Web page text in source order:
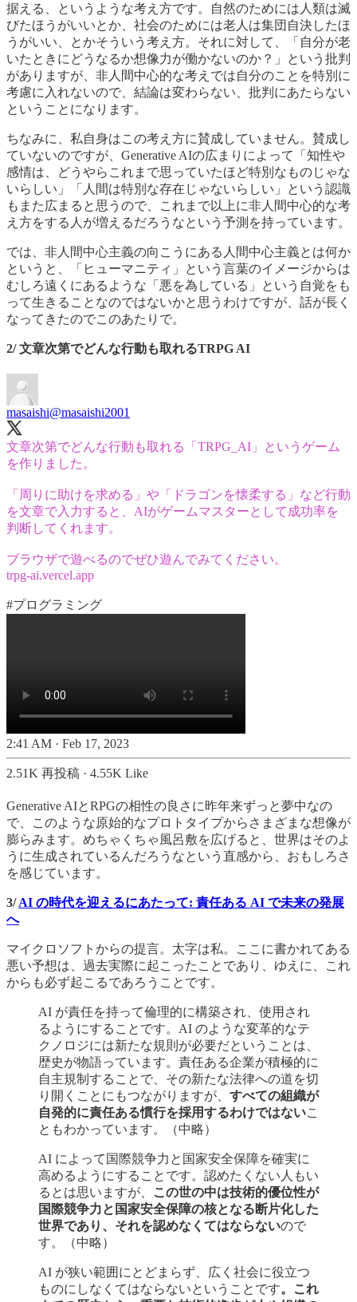
据える、というような考え方です。自然のためには人類は滅
びたほうがいいとか、社会のためには老人は集団自決したほ
うがいい、とかそういう考え方。それに対して、「自分が老
いたときにどうなるか想像力が働かないのか？」という批判
がありますが、非人間中心的な考えでは自分のことを特別に
考慮に入れないので、結論は変わらない、批判にあたらない
ということになります。
ちなみに、私自身はこの考え方に賛成していません。賛成し
ていないのですが、Generative AIの広まりによって「知性や
感情は、どうやらこれまで思っていたほど特別なものじゃな
いらしい」「人間は特別な存在じゃないらしい」という認識
もまた広まると思うので、これまで以上に非人間中心的な考
え方をする人が増えるだろうなという予測を持っています。
では、非人間中心主義の向こうにある人間中心主義とは何か
というと、「ヒューマニティ」という言葉のイメージからは
むしろ遠くにあるような「悪を為している」という自覚をも
って生きることなのではないかと思うわけですが、話が長く
なってきたのでこのあたりで。
2/ 文章次第でどんな行動も取れるTRPG AI
masaishi@masaishi2001
文章次第でどんな行動も取れる「TRPG_AI」というゲーム
を作りました。
「周りに助けを求める」や「ドラゴンを懐柔する」など行動
を文章で入力すると、AIがゲームマスターとして成功率を
判断してくれます。
trpg-ai.vercel.app
#プログラミング
2:41 AM · Feb 17, 2023
2.51K 再投稿 · 4.55K Like
Generative AIとRPGの相性の良さに昨年来ずっと夢中なの
で、このような原始的なプロトタイプからさまざまな想像が
膨らみます。めちゃくちゃ風呂敷を広げると、世界はそのよ
うに生成されているんだろうなという直感から、おもしろさ
を感じています。
3/AI の時代を迎えるにあたって: 責任ある AI で未来の発展
へ
マイクロソフトからの提言。太字は私。ここに書かれてある
悪い予想は、過去実際に起こったことであり、ゆえに、これ
からも必ず起こるであろうことです。
AI が責任を持って倫理的に構築され、使用され
るようにすることです。AI のような変革的なテ
クノロジには新たな規則が必要だということは、
歴史が物語っています。責任ある企業が積極的に
自主規制することで、その新たな法律への道を切
り開くことにもつながりますが、 すべての組織が
自発的に責任ある慣行を採用するわけではないこ
ともわかっています。（中略）
AI によって国際競争力と国家安全保障を確実に
高めるようにすることです。認めたくない人もい
るとは思いますが、
この世の中は技術的優位性が
国際競争力と国家安全保障の核となる断片化した
世界であり、それを認めなくてはならないので
す。（中略）
AI が狭い範囲にとどまらず、広く社会に役立つ
ものにしなくてはならないということです。これ